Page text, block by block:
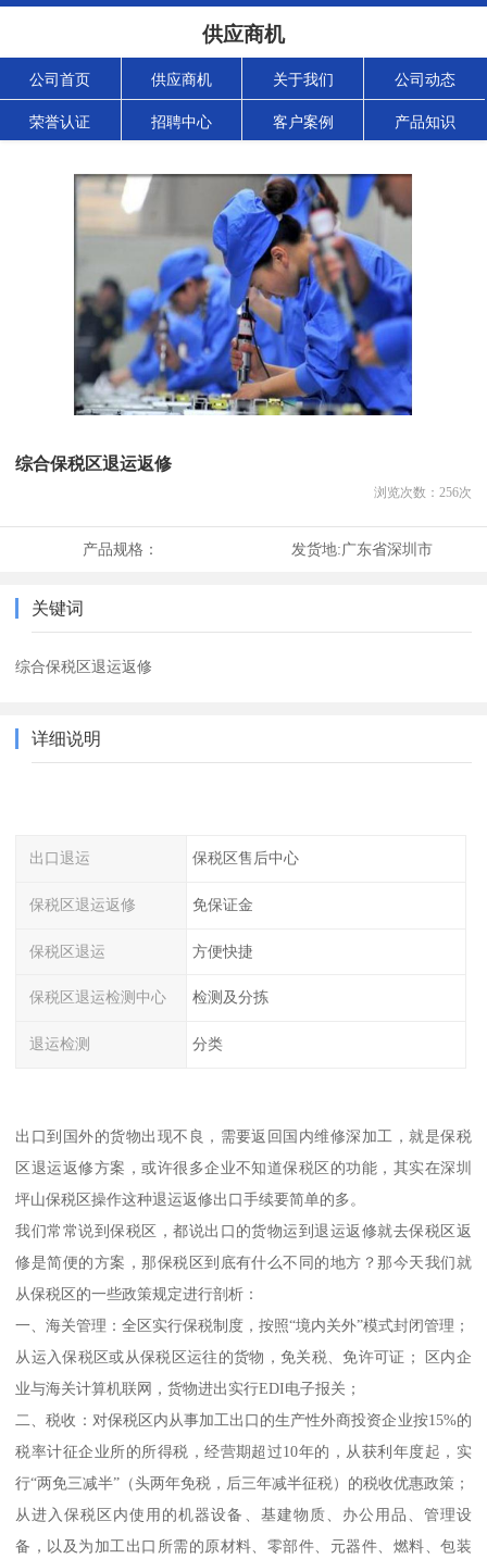
供应商机
公司首页 供应商机 关于我们 公司动态
荣誉认证 招聘中心 客户案例 产品知识
综合保税区退运返修
浏览次数： 256次
产品规格： 发货地:广东省深圳市
关键词
综合保税区退运返修
详细说明
出口退运 保税区售后中心
保税区退运返修 免保证金
保税区退运 方便快捷
保税区退运检测中心 检测及分拣
退运检测 分类
出口到国外的货物出现不良，需要返回国内维修深加工，就是保税
区退运返修方案，或许很多企业不知道保税区的功能，其实在深圳
坪山保税区操作这种退运返修出口手续要简单的多。
我们常常说到保税区，都说出口的货物运到退运返修就去保税区返
修是简便的方案，那保税区到底有什么不同的地方？那今天我们就
从保税区的一些政策规定进行剖析：
一、海关管理：全区实行保税制度，按照“境内关外”模式封闭管理；
从运入保税区或从保税区运往的货物，免关税、免许可证； 区内企
业与海关计算机联网，货物进出实行EDI电子报关；
二、税收：对保税区内从事加工出口的生产性外商投资企业按15%的
税率计征企业所的所得税，经营期超过10年的，从获利年度起，实
行“两免三减半”（头两年免税，后三年减半征税）的税收优惠政策；
从进入保税区内使用的机器设备、基建物质、办公用品、管理设
备，以及为加工出口所需的原材料、零部件、元器件、燃料、包装